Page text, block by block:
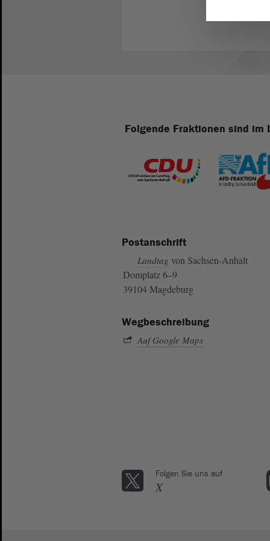
Folgende Fraktionen sind im
Postanschrift
Landtag von Sachsen-Anhalt
Domplatz 6–9
39104 Magdeburg
Wegbeschreibung
Auf Google Maps
Folgen Sie uns auf
X